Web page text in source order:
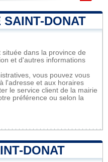
DONAT
dans la province de
et d'autres informations
vous pouvez vous
l'adresse et aux horaires
le service client de la mairie
préférence ou selon la
DONAT